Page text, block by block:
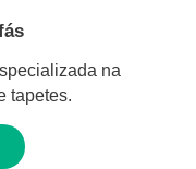
na
tapetes.